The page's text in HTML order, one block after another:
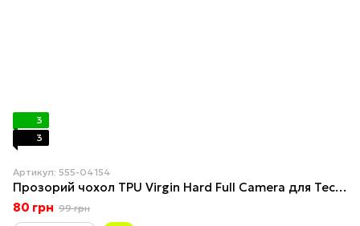
3
3
Артикул: 555-04154
Прозорий чохол TPU Virgin Hard Full Camera для Tecno Spark 30 4G (KL6)
80 грн 99 грн